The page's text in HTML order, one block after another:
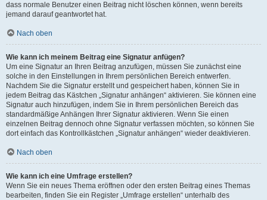
dass normale Benutzer einen Beitrag nicht löschen können, wenn bereits
jemand darauf geantwortet hat.
Nach oben
Wie kann ich meinem Beitrag eine Signatur anfügen?
Um eine Signatur an Ihren Beitrag anzufügen, müssen Sie zunächst eine
solche in den Einstellungen in Ihrem persönlichen Bereich entwerfen.
Nachdem Sie die Signatur erstellt und gespeichert haben, können Sie in
jedem Beitrag das Kästchen „Signatur anhängen“ aktivieren. Sie können eine
Signatur auch hinzufügen, indem Sie in Ihrem persönlichen Bereich das
standardmäßige Anhängen Ihrer Signatur aktivieren. Wenn Sie einen
einzelnen Beitrag dennoch ohne Signatur verfassen möchten, so können Sie
dort einfach das Kontrollkästchen „Signatur anhängen“ wieder deaktivieren.
Nach oben
Wie kann ich eine Umfrage erstellen?
Wenn Sie ein neues Thema eröffnen oder den ersten Beitrag eines Themas
bearbeiten, finden Sie ein Register „Umfrage erstellen“ unterhalb des